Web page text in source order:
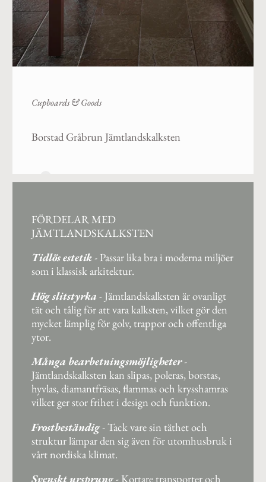
Cupboards & Goods
Borstad Gråbrun Jämtlandskalksten
1
FÖRDELAR MED
JÄMTLANDSKALKSTEN
Tidlös estetik- Passar lika bra i moderna miljöer
som i klassisk arkitektur.
Hög slitstyrka - Jämtlandskalksten är ovanligt
tät och tålig för att vara kalksten, vilket gör den
mycket lämplig för golv, trappor och offentliga
ytor.
Många bearbetningsmöjligheter-
Jämtlandskalksten kan slipas, poleras, borstas,
hyvlas, diamantfräsas, flammas och krysshamras
vilket ger stor frihet i design och funktion.
Frostbeständig-Tack vare sin täthet och
struktur lämpar den sig även för utomhusbruk i
vårt nordiska klimat.
Svenskt ursprung- Kortare transporter och